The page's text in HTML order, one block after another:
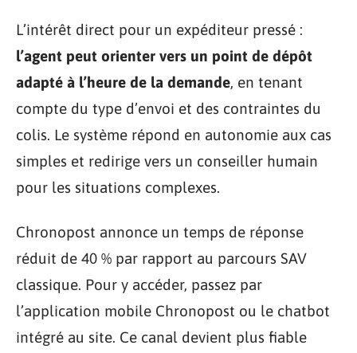
L’intérêt direct pour un expéditeur pressé :
l’agent peut orienter vers un point de dépôt
adapté à l’heure de la demande, en tenant
compte du type d’envoi et des contraintes du
colis. Le système répond en autonomie aux cas
simples et redirige vers un conseiller humain
pour les situations complexes.
Chronopost annonce un temps de réponse
réduit de 40 % par rapport au parcours SAV
classique. Pour y accéder, passez par
l’application mobile Chronopost ou le chatbot
intégré au site. Ce canal devient plus fiable